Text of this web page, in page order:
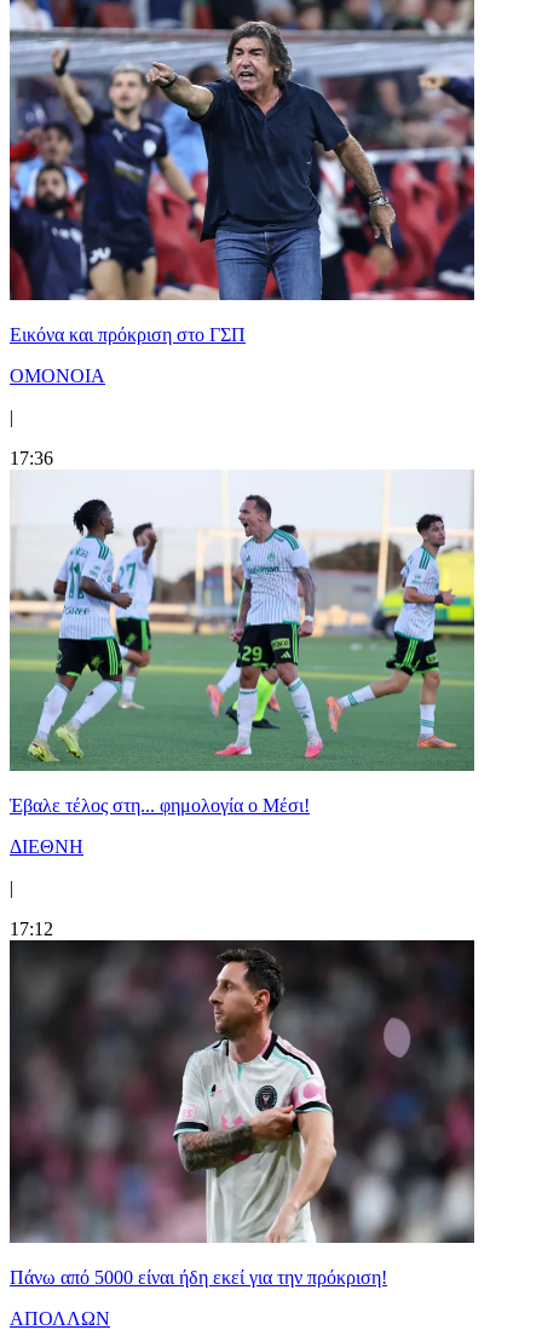
Εικόνα και πρόκριση στο ΓΣΠ
ΟΜΟΝΟΙΑ
|
17:36
Έβαλε τέλος στη... φημολογία o Μέσι!
ΔΙΕΘΝΗ
|
17:12
Πάνω από 5000 είναι ήδη εκεί για την πρόκριση!
ΑΠΟΛΛΩΝ